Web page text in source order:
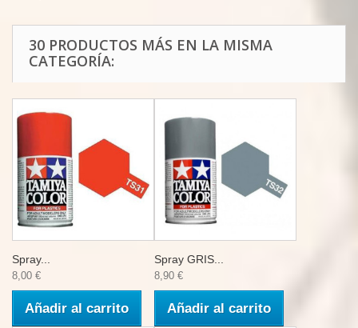
30 PRODUCTOS MÁS EN LA MISMA
CATEGORÍA:
Spray...
8,00 €
Añadir al carrito
Spray GRIS...
8,90 €
Añadir al carrito